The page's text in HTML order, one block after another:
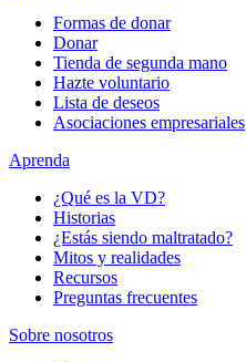
Formas de donar
Donar
Tienda de segunda mano
Hazte voluntario
Lista de deseos
Asociaciones empresariales
Aprenda
¿Qué es la VD?
Historias
¿Estás siendo maltratado?
Mitos y realidades
Recursos
Preguntas frecuentes
Sobre nosotros